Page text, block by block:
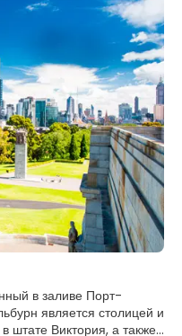
в заливе Порт-
является столицей и
штате Виктория, а также